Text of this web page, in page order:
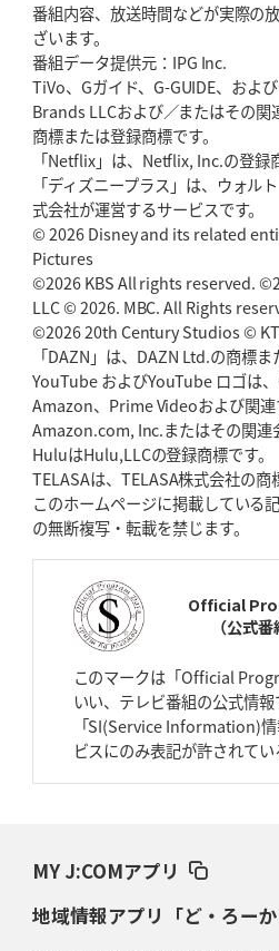
2026年5月21日(木)更新
狭山RG、ライチェル海遥スタッフ入り
ッション
2026年5月14日(木)更新
神戸、1位通過の立役者レタリック
「悲運の闘将」宮地克実氏死去 熱血指
2026年4月30日(木)更新
BR東京、「ユニバーサルデー」の意義
ゴール
2026年4月23日(木)更新
元代表ラピース、今季限りで引退「クボ
2026年4月16日(木)更新
BL東京「強化拠点」を「共有財産」に
た空間」
2026年4月9日(木)更新
スティーラーズ、名門復活の足音
2026年4月2日(木)更新
2026年3月26日(木)更新
AZ-COM丸和、リーグワンへ参入決定 「
ダイナボアーズ、“逆輸入SO”三宅駿
「
番組内容、放送時間などが実際の
ざいます。
番組データ提供元：IPG Inc.
TiVo、Gガイド、G-GUIDE、およ
Brands LLCおよび／またはその関
商標または登録商標です。
「Netflix」は、Netflix, Inc.の登録
「ディズニープラス」は、ウォル
式会社が運営するサービスです。
© 2026 Disney and its related
Pictures
©2026 KBS All rights reserved.
LLC © 2026. MBC. All Rights
©2026 20th Century Studios ©
「DAZN」は、DAZN Ltd.の商標ま
YouTube およびYouTube ロゴは
Amazon、Prime Videoおよび関
Amazon.com, Inc.またはその関連
HuluはHulu,LLCの登録商標です。
TELASAは、TELASA株式会社の商
このホームページに掲載している
の無断複写・転載を禁じます。
Official
（公式
このマークは「Official
いい、テレビ番組の公式情
「SI(Service Information)
ビスにのみ表記が許されてい
MY J:COMアプリ
地域情報アプリ「ど・ろーか